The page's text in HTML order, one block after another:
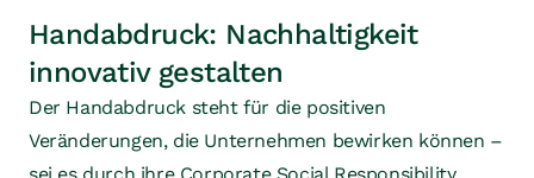
Handabdruck: Nachhaltigkeit
innovativ gestalten
Der Handabdruck steht für die positiven
Veränderungen, die Unternehmen bewirken können –